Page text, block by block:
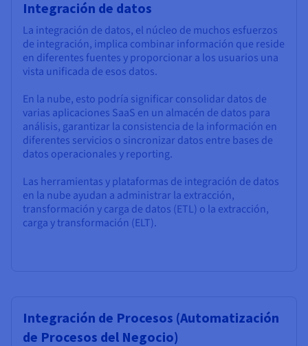
Integración de datos
La integración de datos, el núcleo de muchos esfuerzos
de integración, implica combinar información que reside
en diferentes fuentes y proporcionar a los usuarios una
vista unificada de esos datos.
En la nube, esto podría significar consolidar datos de
varias aplicaciones SaaS en un almacén de datos para
análisis, garantizar la consistencia de la información en
diferentes servicios o sincronizar datos entre bases de
datos operacionales y reporting.
Las herramientas y plataformas de integración de datos
en la nube ayudan a administrar la extracción,
transformación y carga de datos (ETL) o la extracción,
carga y transformación (ELT).
Integración de Procesos (Automatización
de Procesos del Negocio)